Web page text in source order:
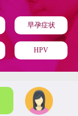
早孕症状
HPV